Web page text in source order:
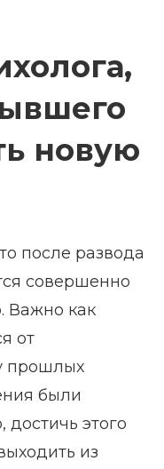
новую
после развода
совершенно
Важно как
от
прошлых
были
достичь этого
из